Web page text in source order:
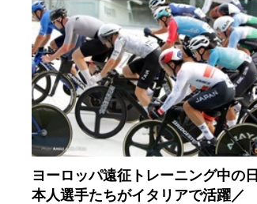
ヨーロッパ遠征トレーニング中の日
本人選手たちがイタリアで活躍／